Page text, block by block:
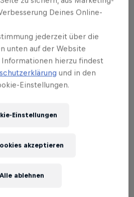
sind Duelle am Limit
4,348 Kilometer lange Red
Geraden und
liefert den perfekten
Spektakel der
Deines Online-
jederzeit über die
unten auf der Website
hierzu findest
und in den
Einstellungen.
Einstellungen
Alle ablehnen
akzeptieren